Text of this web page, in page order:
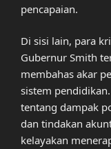
pencapaian.
Di sisi lain, para
Gubernur Smith
membahas akar
sistem
tentang dampak
dan tindakan
kelayakan